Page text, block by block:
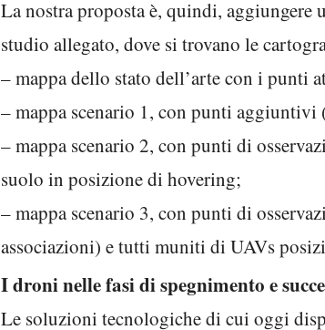
La nostra proposta è, quindi,
studio allegato, dove si trovano le
– mappa dello stato dell’arte con i punti
– mappa scenario 1, con punti
– mappa scenario 2, con punti di
suolo in posizione di hovering;
– mappa scenario 3, con punti di
associazioni) e tutti muniti di UAVs
I droni nelle fasi di spegnimento e
Le soluzioni tecnologiche di cui oggi